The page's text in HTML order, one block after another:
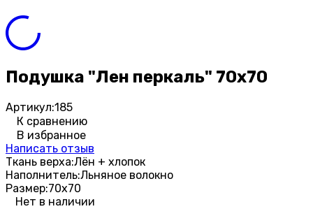
Подушка "Лен перкаль" 70х70
Артикул:185
К сравнению
В избранное
Написать отзыв
Ткань верха:Лён + хлопок
Наполнитель:Льняное волокно
Размер:70х70
Нет в наличии